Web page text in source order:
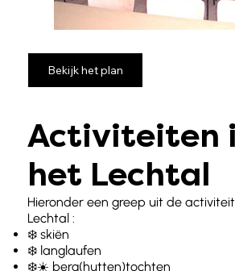
Activiteiten
het Lechtal
Hieronder een greep uit de
Lechtal :
❄️ skiën
❄️ langlaufen
❄️☀️ berg(hutten)tochten
Bekijk het plan